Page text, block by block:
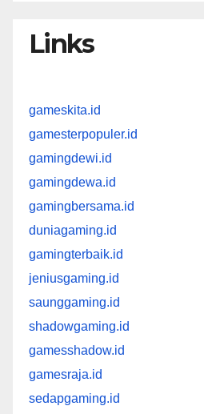
Links
gameskita.id
gamesterpopuler.id
gamingdewi.id
gamingdewa.id
gamingbersama.id
duniagaming.id
gamingterbaik.id
jeniusgaming.id
saunggaming.id
shadowgaming.id
gamesshadow.id
gamesraja.id
sedapgaming.id